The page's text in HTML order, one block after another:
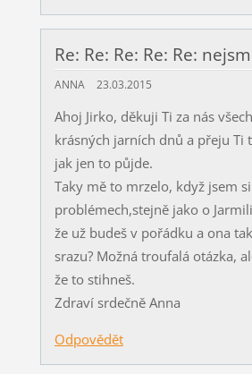
Re: Re: Re: Re: Re:
ANNA 23.03.2015
Ahoj Jirko, děkuji Ti za nás
krásných jarních dnů a přeju Ti
jak jen to půjde.
Taky mě to mrzelo, když jsem
problémech,stejně jako o
že už budeš v pořádku a ona
srazu? Možná troufalá otázka,
že to stihneš.
Zdraví srdečně Anna
Odpovědět